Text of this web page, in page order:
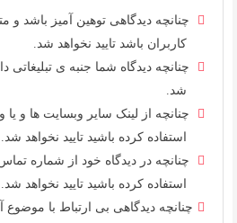
چنانچه دیدگاهی توهین آمیز باشد و
کاربران باشد تایید نخواهد شد.
چنانچه دیدگاه شما جنبه ی تبلیغاتی
شد.
چنانچه از لینک سایر وبسایت ها و یا
استفاده کرده باشید تایید نخواهد شد.
چنانچه در دیدگاه خود از شماره
استفاده کرده باشید تایید نخواهد شد.
چنانچه دیدگاهی بی ارتباط با